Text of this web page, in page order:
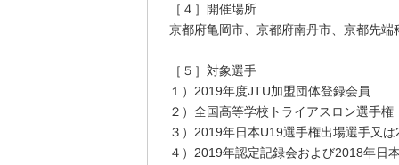
［４］開催場所
京都府亀岡市、京都府南丹市、京都先
［５］対象選手
１）2019年度JTU加盟団体登録会員
２）全国高等学校トライアスロン選手
３）2019年日本U19選手権出場選手又
４）2019年認定記録会および2018年日